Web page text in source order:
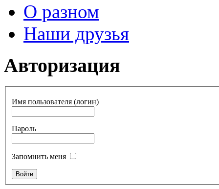
О разном
Наши друзья
Авторизация
Имя пользователя (логин)
Пароль
Запомнить меня